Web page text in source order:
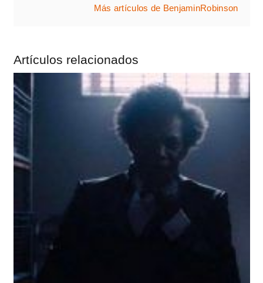
Más artículos de BenjaminRobinson
Artículos relacionados